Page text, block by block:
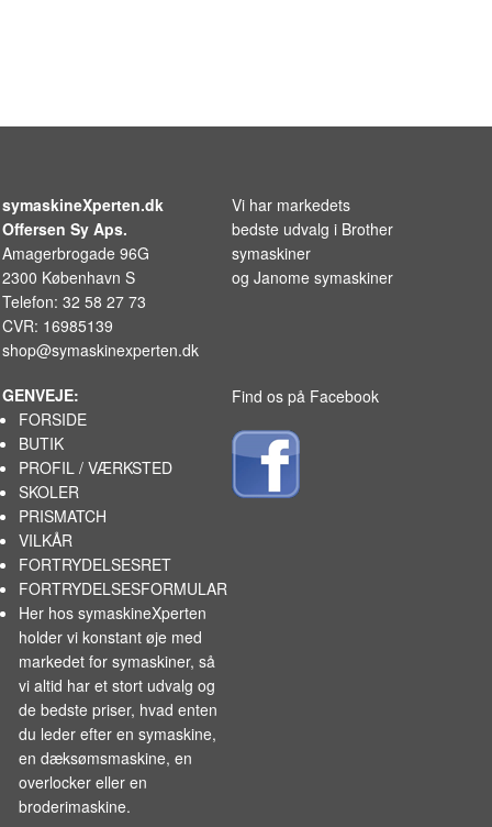
symaskineXperten.dk
Offersen Sy Aps.
Amagerbrogade 96G
2300 København S
Telefon: 32 58 27 73
CVR: 16985139
shop@symaskinexperten.dk
Vi har markedets
bedste udvalg i Brother
symaskiner
og Janome symaskiner
GENVEJE:
FORSIDE
BUTIK
PROFIL / VÆRKSTED
SKOLER
PRISMATCH
VILKÅR
FORTRYDELSESRET
FORTRYDELSESFORMULAR
Her hos symaskineXperten
holder vi konstant øje med
markedet forsymaskiner, så
vi altid har et stort udvalg og
de bedste priser, hvad enten
du leder efter en symaskine,
en dæksømsmaskine, en
overlocker eller en
broderimaskine.
Find os på Facebook